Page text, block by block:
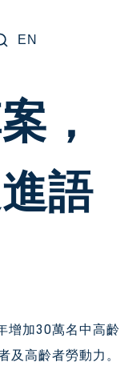
EN
，
語
增加30萬名中高齡
及高齡者勞動力。